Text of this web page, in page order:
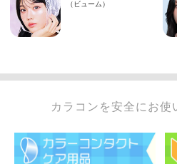
カラコンを安全にお使